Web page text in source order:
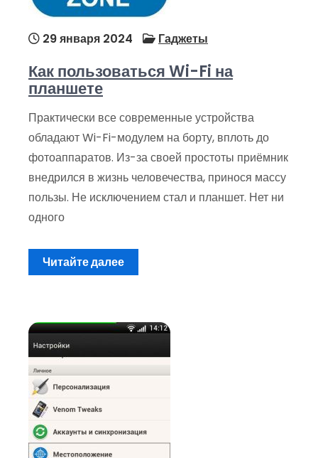
29 января 2024 Гаджеты
Как пользоваться Wi-Fi на
планшете
Практически все современные устройства
обладают Wi-Fi-модулем на борту, вплоть до
фотоаппаратов. Из-за своей простоты приёмник
внедрился в жизнь человечества, принося массу
пользы. Не исключением стал и планшет. Нет ни
одного
Читайте далее